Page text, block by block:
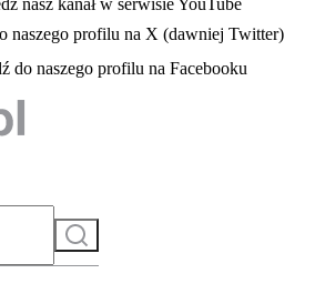
się w nowej karcie
nasz kanał w serwisie YouTube
karcie
naszego profilu na X (dawniej Twitter)
się w nowej karcie
do naszego profilu na Facebooku
Szukaj
do serwisu